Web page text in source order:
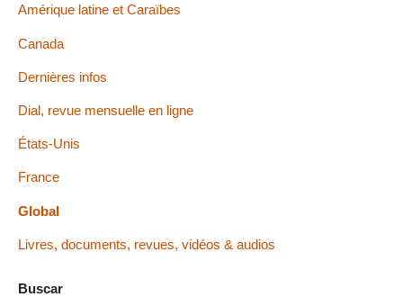
Amérique latine et Caraïbes
Canada
Dernières infos
Dial, revue mensuelle en ligne
États-Unis
France
Global
Livres, documents, revues, vidéos & audios
Buscar